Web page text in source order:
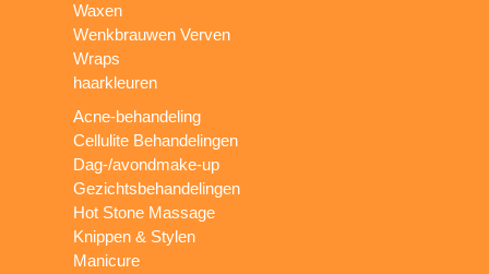
Waxen
Wenkbrauwen Verven
Wraps
haarkleuren
Acne-behandeling
Cellulite Behandelingen
Dag-/avondmake-up
Gezichtsbehandelingen
Hot Stone Massage
Knippen & Stylen
Manicure